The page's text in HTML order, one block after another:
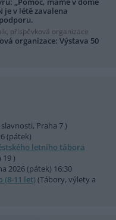
je v létě zavalena
příspěvková organizace
organizace: Výstava 50
Praha 7 )
(pátek)
letního tábora
)
2026 (pátek) 16:30
(8-11 let)(Tábory, výlety a